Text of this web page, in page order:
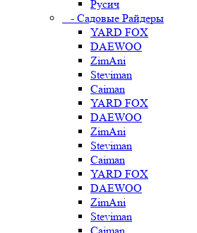
Русич
- Садовые Райдеры
YARD FOX
DAEWOO
ZimAni
Steviman
Caiman
YARD FOX
DAEWOO
ZimAni
Steviman
Caiman
YARD FOX
DAEWOO
ZimAni
Steviman